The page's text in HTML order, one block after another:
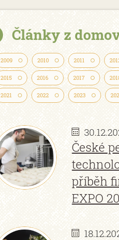
Články z
2009 2010 2011
2015 2016 2017
2021 2022 2023
České
příběh
EXPO